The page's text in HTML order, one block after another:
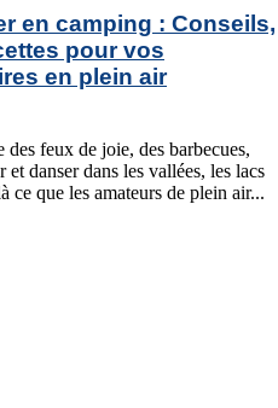
en camping : Conseils,
pour vos
en plein air
feux de joie, des barbecues,
et danser dans les vallées, les lacs
ce que les amateurs de plein air...